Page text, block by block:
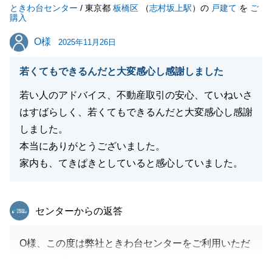
今後も不動産のことでご相談事項等ございましたら、
お気軽にご連絡下さいますようお願い申し上げます。
閉じる
ときわ台センター / 東京都 板橋区 （志村坂上駅）の 戸建て を ご
購入
O様
O様 2025年11月26日
若くてもできるんだと大変感心し感謝しました
若い人のアドバイス、不動産取引の安心、ていねいさ
はすばらしく、若くてもできるんだと大変感心し感謝
しました。
本当にありがとうございました。
家内も、てきぱきとしていると感心していました。
東急リバブル
センターからの返答
O様、この度は弊社ときわ台センターをご利用いただ